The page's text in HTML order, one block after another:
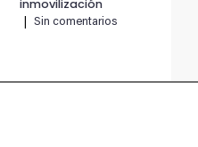
inmovilización
Sin comentarios